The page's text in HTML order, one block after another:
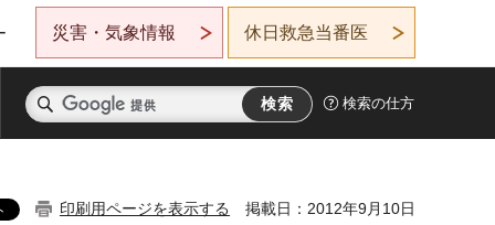
災害・気象情報 休日救急当番医
検索の仕方
印刷用ページを表示する 掲載日：2012年9月10日